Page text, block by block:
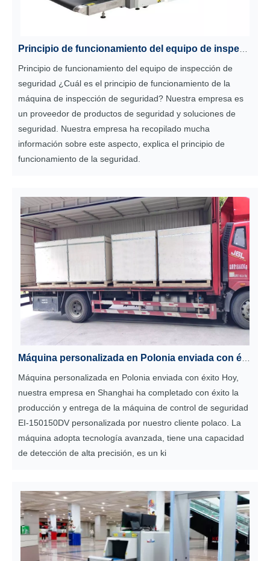
Principio de funcionamiento del equipo de inspección de
seguridad ¿Cuál es el principio de funcionamiento de la
máquina de inspección de seguridad? Nuestra empresa es
un proveedor de productos de seguridad y soluciones de
seguridad. Nuestra empresa ha recopilado mucha
información sobre este aspecto, explica el principio de
funcionamiento de la seguridad.
Máquina personalizada en Polonia enviada con éxito Hoy,
nuestra empresa en Shanghai ha completado con éxito la
producción y entrega de la máquina de control de seguridad
EI-150150DV personalizada por nuestro cliente polaco. La
máquina adopta tecnología avanzada, tiene una capacidad
de detección de alta precisión, es un ki